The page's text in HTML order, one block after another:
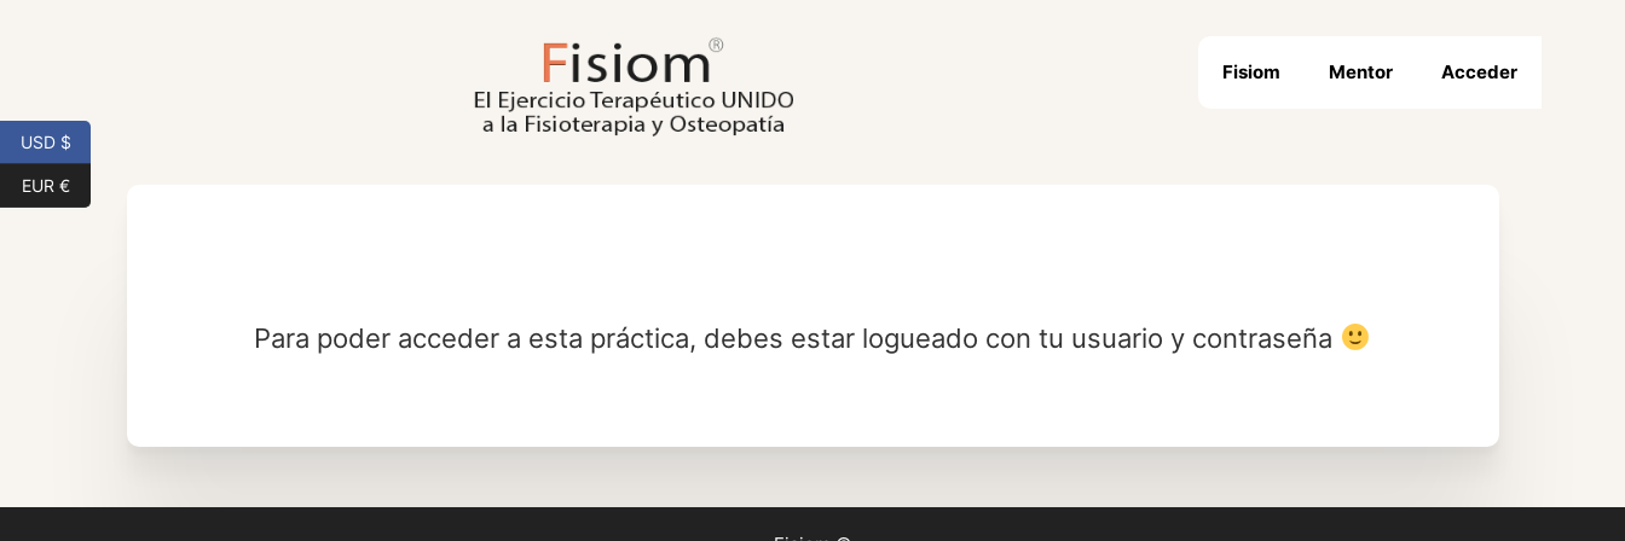
Fisiom Mentor Acceder
Para poder acceder a esta práctica, debes estar logueado con tu usuario y contraseña
USD $
EUR €